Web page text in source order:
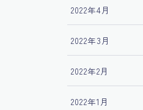
2022年4月
2022年3月
2022年2月
2022年1月